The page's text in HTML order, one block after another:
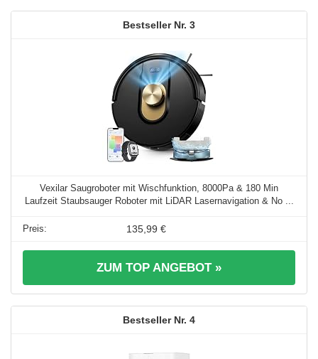
3
Vexilar Saugroboter mit Wischfunktion, 8000Pa & 180 Min
Laufzeit Staubsauger Roboter mit LiDAR Lasernavigation & No ...
135,99 €
ZUM TOP ANGEBOT »
4